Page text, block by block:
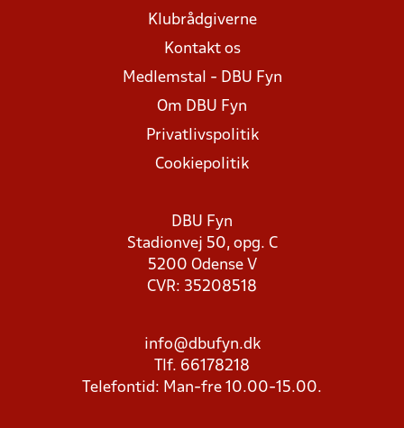
Klubrådgiverne
Kontakt os
Medlemstal - DBU Fyn
Om DBU Fyn
Privatlivspolitik
Cookiepolitik
DBU Fyn
Stadionvej 50, opg. C
5200 Odense V
CVR: 35208518
info@dbufyn.dk
Tlf. 66178218
Telefontid: Man-fre 10.00-15.00.